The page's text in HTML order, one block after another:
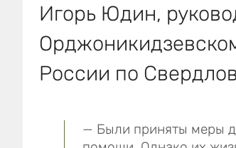
Игорь Юдин,
России по
— Были приняты меры